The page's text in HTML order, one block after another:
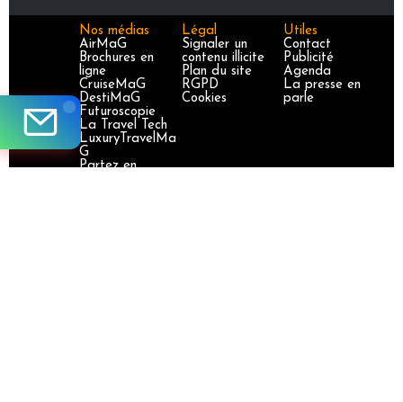
Nos médias
AirMaG
Brochures en
ligne
CruiseMaG
DestiMaG
Futuroscopie
La Travel Tech
LuxuryTravelMa
G
Partez en
Légal
Signaler un
contenu illicite
Plan du site
RGPD
Cookies
Utiles
Contact
Publicité
Agenda
La presse en
parle